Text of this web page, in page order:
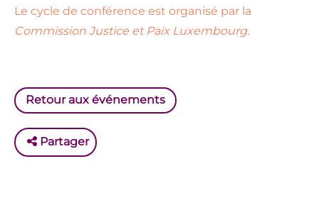
Le cycle de conférence est organisé par la
Commission Justice et Paix Luxembourg.
Retour aux événements
Partager